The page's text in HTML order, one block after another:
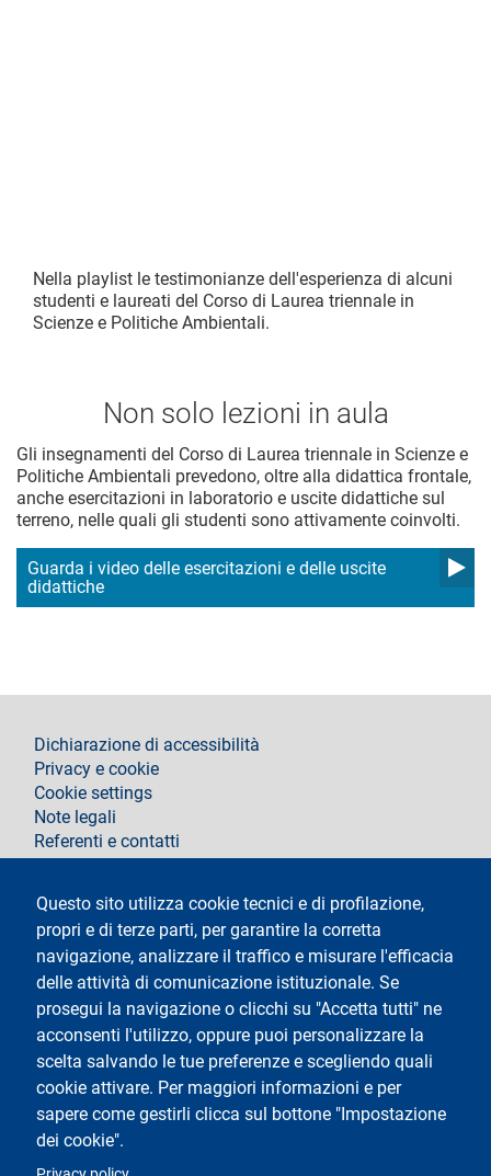
Nella playlist le testimonianze dell'esperienza di alcuni
studenti e laureati del Corso di Laurea triennale in
Scienze e Politiche Ambientali.
Non solo lezioni in aula
Gli insegnamenti del Corso di Laurea triennale in Scienze e
Politiche Ambientali prevedono, oltre alla didattica frontale,
anche esercitazioni in laboratorio e uscite didattiche sul
terreno, nelle quali gli studenti sono attivamente coinvolti.
Guarda i video delle esercitazioni e delle uscite
didattiche
Questo sito utilizza cookie tecnici e di profilazione,
propri e di terze parti, per garantire la corretta
navigazione, analizzare il traffico e misurare l'efficacia
delle attività di comunicazione istituzionale. Se
prosegui la navigazione o clicchi su "Accetta tutti" ne
acconsenti l'utilizzo, oppure puoi personalizzare la
scelta salvando le tue preferenze e scegliendo quali
cookie attivare. Per maggiori informazioni e per
sapere come gestirli clicca sul bottone "Impostazione
dei cookie".
footer
Dichiarazione di accessibilità
Privacy e cookie
Cookie settings
Note legali
Referenti e contatti
Testo
Università degli Studi di Milano
Via Festa del Perdono 7 - 20122 Milano
Tel.+39 02 5032 5032
Posta Elettronica Certificata
Logo